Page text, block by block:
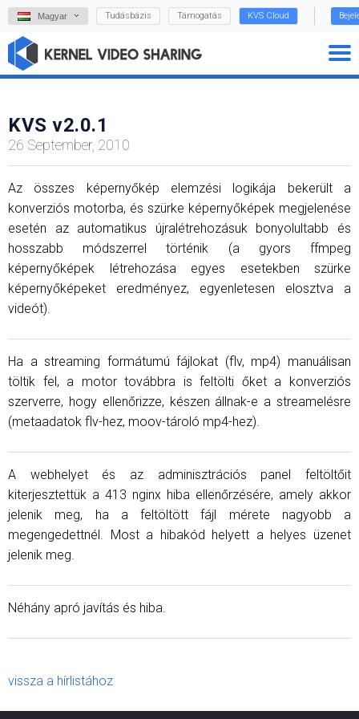
Magyar Tudásbázis Támogatás KVS Cloud
KVS v2.0.1
26 September, 2010
Az összes képernyőkép elemzési logikája bekerült a
konverziós motorba, és szürke képernyőképek megjelenése
esetén az automatikus újralétrehozásuk bonyolultabb és
hosszabb módszerrel történik (a gyors ffmpeg
képernyőképek létrehozása egyes esetekben szürke
képernyőképeket eredményez, egyenletesen elosztva a
videót).
Ha a streaming formátumú fájlokat (flv, mp4) manuálisan
töltik fel, a motor továbbra is feltölti őket a konverziós
szerverre, hogy ellenőrizze, készen állnak-e a streamelésre
(metaadatok flv-hez, moov-tároló mp4-hez).
A webhelyet és az adminisztrációs panel feltöltőit
kiterjesztettük a 413 nginx hiba ellenőrzésére, amely akkor
jelenik meg, ha a feltöltött fájl mérete nagyobb a
megengedettnél. Most a hibakód helyett a helyes üzenet
jelenik meg.
Néhány apró javítás és hiba.
vissza a hírlistához